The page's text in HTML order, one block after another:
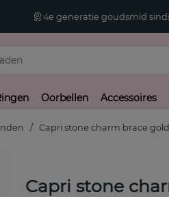
4e generatie goudsmid sinds
Oorbellen Accessoires
Capri stone charm brace
Capri stone